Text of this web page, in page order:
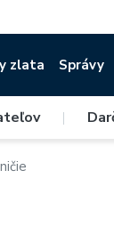
zlata Správy
|